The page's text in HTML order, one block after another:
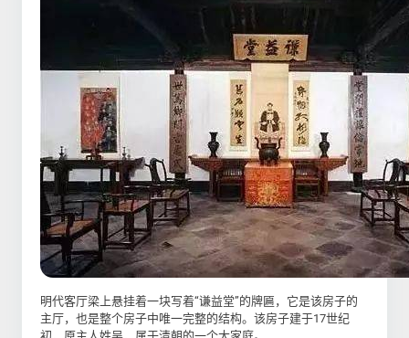
明代客厅梁上悬挂着一块写着“谦益堂”的牌匾，它是该房子的
主厅，也是整个房子中唯一完整的结构。该房子建于17世纪